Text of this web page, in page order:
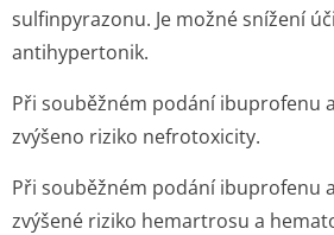
sulfinpyrazonu. Je možné snížení
antihypertonik.
Při souběžném podání ibuprofenu
zvýšeno riziko nefrotoxicity.
Při souběžném podání ibuprofenu
zvýšené riziko hemartrosu a